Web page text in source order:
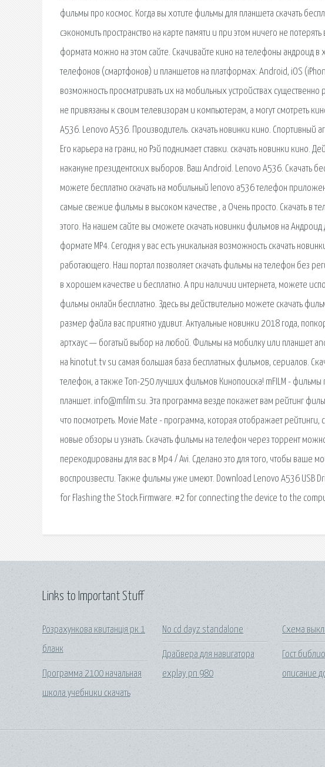
фильмы про космос. Когда вы хотите фильмы для планшета скачать
сэкономить пространство на карте памяти и при этом ничего не
формата можно на этом сайте. Скачивайте кино на телефоны андроид
телефонов (смартфонов) и планшетов на платформах: Android, iOS
возможность просматривать их на мобильных устройствах
не привязаны к своим телевизорам и компьютерам, а могут смотреть
A536. Lenovo A536. Производитель. скачать новинки кино. Спортивный
Его карьера на грани, но Рэй поднимает ставки. скачать новинки кино.
накануне президентских выборов. Ваш Android. Lenovo A536. Скачать
можете бесплатно скачать на мобильный lenovo a536 телефон
самые свежие фильмы в высоком качестве , а Очень просто. Скачать в
этого. На нашем сайте вы сможете скачать новинки фильмов на
формате MP4. Сегодня у вас есть уникальная возможность скачать
работающего. Наш портал позволяет скачать фильмы на телефон без
в хорошем качестве и бесплатно. А при наличии интернета, можете
фильмы онлайн бесплатно. Здесь вы действительно можете скачать
размер файла вас приятно удивит. Актуальные новинки 2018 года,
артхаус — богатый выбор на любой. Фильмы на мобилку или планшет
на kinotut.tv su самая большая база бесплатных фильмов, сериалов.
телефон, а также Топ-250 лучших фильмов Кинопоиска! mFILM -
планшет. info@mfilm.su. Эта программа везде покажет вам рейтинг
что посмотреть. Movie Mate - программа, которая отображает
новые обзоры и узнать. Скачать фильмы на телефон через торрент
перекодированы для вас в Mp4 / Avi. Сделано это для того, чтобы ваше
воспроизвести. Также фильмы уже имеют. Download Lenovo A536 USB
for Flashing the Stock Firmware. #2 for connecting the device to the
Links to Important Stuff
Розрахункова квитанція рк 1
бланк
Программа 2100 начальная
школа учебники скачать
No cd dayz standalone
Драйвера для навигатора
explay pn 980
Схема
Гост
описание